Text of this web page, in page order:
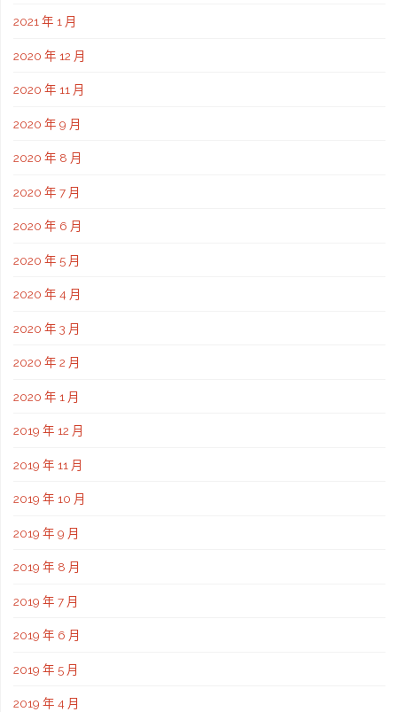
2021 年 1 月
2020 年 12 月
2020 年 11 月
2020 年 9 月
2020 年 8 月
2020 年 7 月
2020 年 6 月
2020 年 5 月
2020 年 4 月
2020 年 3 月
2020 年 2 月
2020 年 1 月
2019 年 12 月
2019 年 11 月
2019 年 10 月
2019 年 9 月
2019 年 8 月
2019 年 7 月
2019 年 6 月
2019 年 5 月
2019 年 4 月